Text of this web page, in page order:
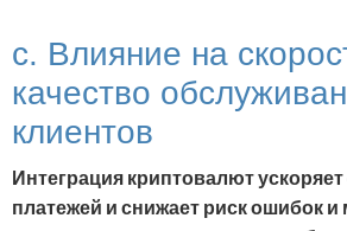
c. Влияние на
качество
клиентов
Интеграция криптовалют
платежей и снижает риск ошибок